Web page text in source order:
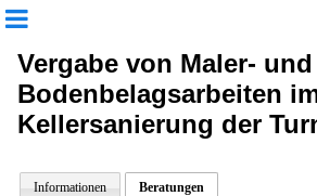
Vergabe von Maler- und
Bodenbelagsarbeiten
Kellersanierung der
Informationen Beratungen